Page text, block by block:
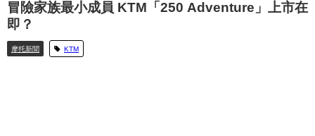
冒險家族最小成員 KTM「250 Adventure」上市在
即？
摩托新聞 KTM